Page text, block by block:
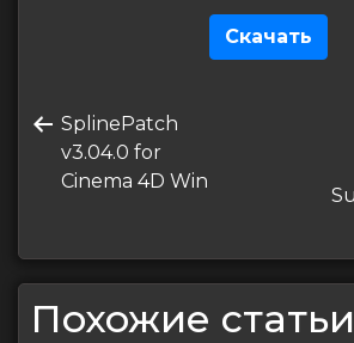
Скачать
по
записям
Предыдущая
запись
SplinePatch
v3.04.0 for
Cinema 4D Win
Похожие статьи